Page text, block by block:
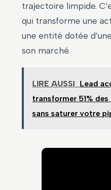
trajectoire limpide.
qui transforme une
une entité dotée d’une
son marché.
LIRE AUSSI Lead
transformer 51%
sans saturer votre